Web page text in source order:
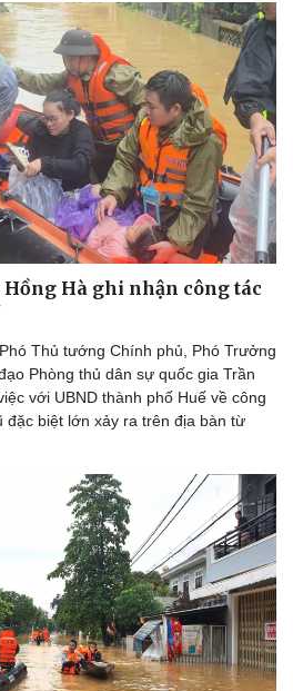
Hà ghi nhận công tác
Thủ tướng Chính phủ, Phó Trưởng
Phòng thủ dân sự quốc gia Trần
với UBND thành phố Huế về công
biệt lớn xảy ra trên địa bàn từ